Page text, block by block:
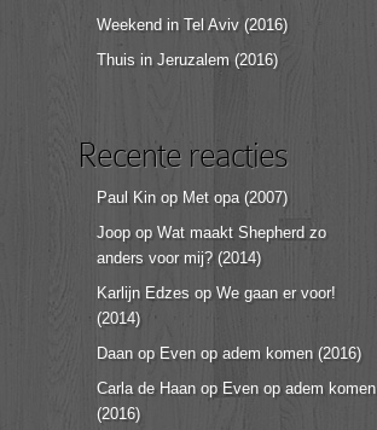
Weekend in Tel Aviv (2016)
Thuis in Jeruzalem (2016)
Recente reacties
Paul Kin op Met opa (2007)
Joop op Wat maakt Shepherd zo
anders voor mij? (2014)
Karlijn Edzes op We gaan er voor!
(2014)
Daan op Even op adem komen (2016)
Carla de Haan op Even op adem komen
(2016)